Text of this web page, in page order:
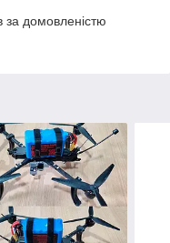
за домовленістю